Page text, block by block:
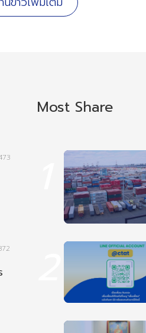
Most Share